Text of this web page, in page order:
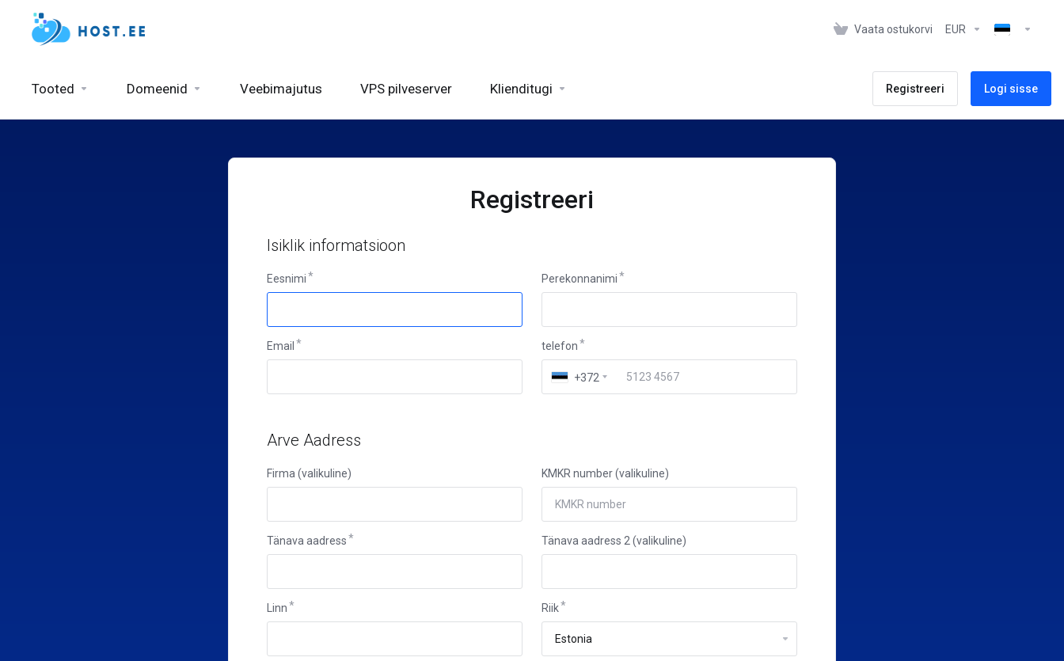
Vaata ostukorvi EUR
Tooted Domeenid Veebimajutus VPS pilveserver Klienditugi Registreeri Logi sisse
Registreeri
Isiklik informatsioon
Eesnimi Perekonnanimi
Email telefon
+372
Arve Aadress
Firma (valikuline) KMKR number (valikuline)
Tänava aadress Tänava aadress 2 (valikuline)
Linn Riik